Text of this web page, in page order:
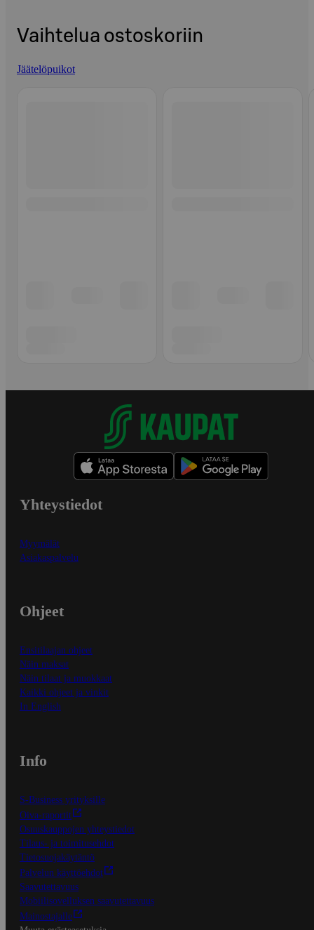
Vaihtelua ostoskoriin
Jäätelöpuikot
Yhteystiedot
Myymälät
Asiakaspalvelu
Ohjeet
Ensitilaajan ohjeet
Näin maksat
Näin tilaat ja muokkaat
Kaikki ohjeet ja vinkit
In English
Info
S-Business yrityksille
Oiva-raportit
Osuuskauppojen yhteystiedot
Tilaus- ja toimitusehdot
Tietosuojakäytäntö
Palvelun käyttöehdot
Saavutettavuus
Mobiilisovelluksen saavutettavuus
Mainostajalle